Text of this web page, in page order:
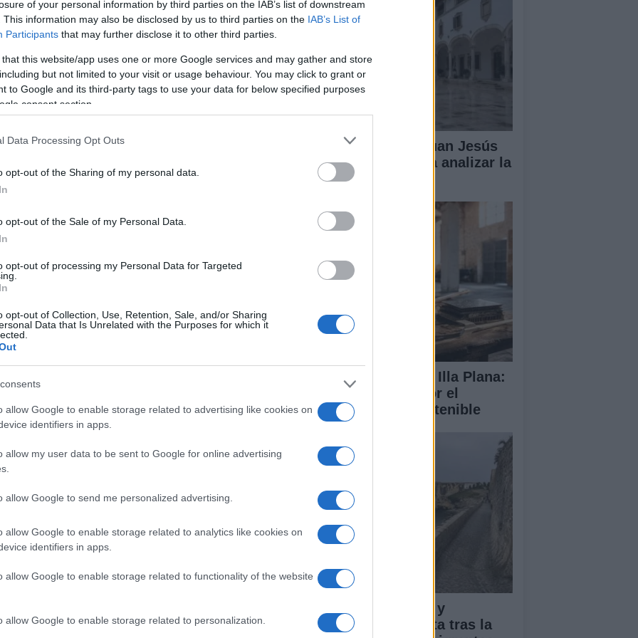
of your personal information by third parties on the IAB’s list of downstream
This information may also be disclosed by us to third parties on the IAB’s List of
Participants that may further disclose it to other third parties.
that this website/app uses one or more Google services and may gather and store
but not limited to your visit or usage behaviour. You may click to grant or
to Google and its third-party tags to use your data for below specified purposes
consent section.
Data Processing Opt Outs
opt-out of the Sharing of my personal data.
opt-out of the Sale of my Personal Data.
opt-out of processing my Personal Data for Targeted
opt-out of Collection, Use, Retention, Sale, and/or Sharing
Data that Is Unrelated with the Purposes for which it
allow Google to enable storage related to advertising like cookies on
identifiers in apps.
allow my user data to be sent to Google for online advertising
allow Google to send me personalized advertising.
allow Google to enable storage related to analytics like cookies on
identifiers in apps.
allow Google to enable storage related to functionality of the website
allow Google to enable storage related to personalization.
EE. UU. y China
que el secretario del Tesoro, Scott Bessent, se
alto funcionario económico chino, para discutir
países buscan reducir las tensiones que han
en los últimos años. La viceministra de
Chunying, ha declarado que su país no tiene miedo
actual, lo que indica que Pekín está preparado
firme.
China han caído a niveles no vistos desde marzo
las políticas arancelarias en el comercio bilateral.
la economía estadounidense ha mostrado
de empleo que se mantiene y una inflación
a que los aranceles aumenten el costo de los
entre los ciudadanos y en la mente de Trump,
la necesidad de ajustar el consumo de los
políticas
Felipe VI recibe a Juan Jesús
Vivas en Palma para analizar la
situación en Ceuta
Rehabilitación de la Illa Plana:
Menorca apuesta por el
deporte náutico sostenible
Impacto económico y
humanitario en Ceuta tras la